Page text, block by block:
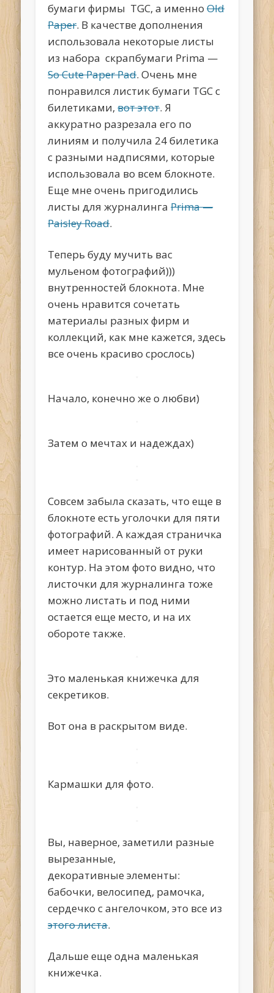
бумаги фирмы TGC, а именноOld
Paper. В качестве дополнения
использовала некоторые листы
из набора скрапбумаги Prima —
So Cute Paper Pad. Очень мне
понравился листик бумаги TGC с
билетиками,вот этот. Я
аккуратно разрезала его по
линиям и получила 24 билетика
с разными надписями, которые
использовала во всем блокноте.
Еще мне очень пригодились
листы для журналингаPrima —
Paisley Road.
Теперь буду мучить вас
мульеном фотографий)))
внутренностей блокнота. Мне
очень нравится сочетать
материалы разных фирм и
коллекций, как мне кажется, здесь
все очень красиво срослось)
Начало, конечно же о любви)
Затем о мечтах и надеждах)
Совсем забыла сказать, что еще в
блокноте есть уголочки для пяти
фотографий. А каждая страничка
имеет нарисованный от руки
контур. На этом фото видно, что
листочки для журналинга тоже
можно листать и под ними
остается еще место, и на их
обороте также.
Это маленькая книжечка для
секретиков.
Вот она в раскрытом виде.
Кармашки для фото.
Вы, наверное, заметили разные
вырезанные,
декоративные элементы:
бабочки, велосипед, рамочка,
сердечко с ангелочком, это все из
этого листа.
Дальше еще одна маленькая
книжечка.